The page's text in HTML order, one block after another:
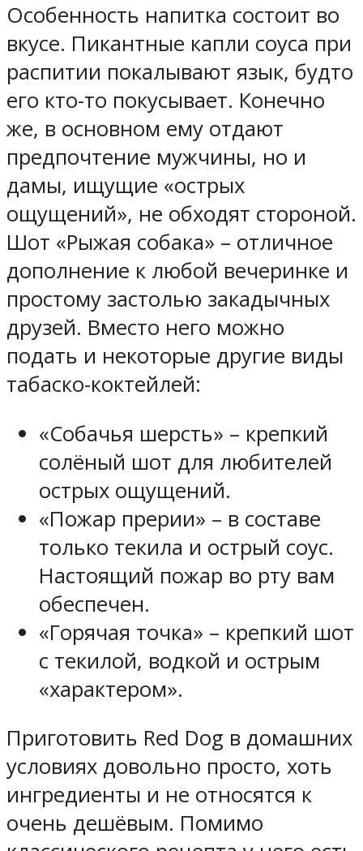
Особенность напитка состоит во
вкусе. Пикантные капли соуса при
распитии покалывают язык, будто
его кто-то покусывает. Конечно
же, в основном ему отдают
предпочтение мужчины, но и
дамы, ищущие «острых
ощущений», не обходят стороной.
Шот «Рыжая собака» – отличное
дополнение к любой вечеринке и
простому застолью закадычных
друзей. Вместо него можно
подать и некоторые другие виды
табаско-коктейлей:
«Собачья шерсть» – крепкий
солёный шот для любителей
острых ощущений.
«Пожар прерии» – в составе
только текила и острый соус.
Настоящий пожар во рту вам
обеспечен.
«Горячая точка» – крепкий шот
с текилой, водкой и острым
«характером».
Приготовить Red Dog в домашних
условиях довольно просто, хоть
ингредиенты и не относятся к
очень дешёвым. Помимо